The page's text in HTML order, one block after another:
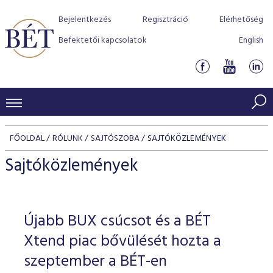
Bejelentkezés Regisztráció
Elérhetőség
Befektetői kapcsolatok
English
KERESKEDÉSI ADATOK
INDEXEK
Jelzáloglevél indexek
Vállalati kötvény indexek
Azonnali Piac
Részvények
Származékos piac
BEFEKTETŐK
Részvény szekció
Hitelpapír szekció
Szabályozás
BÉT szabályzatok
Befektetővédelem
Alkalmazott díjstruktúra
Elszámolás
Részvény és vállalati kötvény tőzsdei bevezetését
program
BÉT Xtend - Részvénypiac egyszerűen
TŐZSDETAGOK
Tőzsdetagok, üzletkötők
VENDOROK
FŐOLDAL RÓLUNK SAJTÓSZOBA SAJTÓKÖZLEMÉNYEK
Sajtóközlemények
Újabb BUX csúcsot és a BÉT
Xtend piac bővülését hozta a
szeptember a BÉT-en